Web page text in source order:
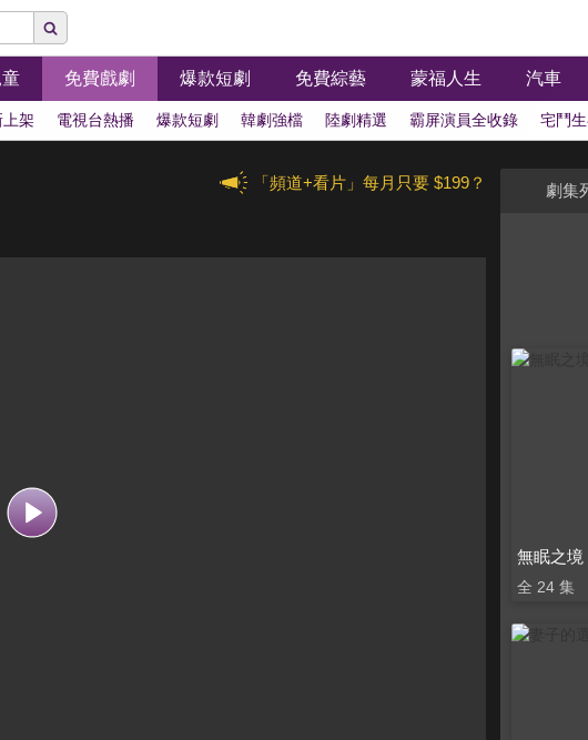
童 免費戲劇 爆款短劇 免費綜藝 蒙福人生 汽車
架 電視台熱播 爆款短劇 韓劇強檔 陸劇精選 霸屏演員全收錄 宅鬥
「頻道+看片」每月只要 $199？ 劇集
無眠之境
全 24 集